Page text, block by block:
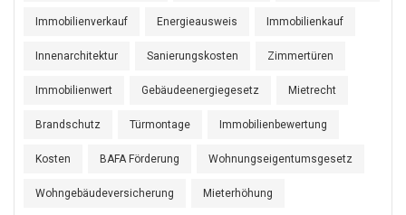
Immobilienverkauf Energieausweis Immobilienkauf
Innenarchitektur Sanierungskosten Zimmertüren
Immobilienwert Gebäudeenergiegesetz Mietrecht
Brandschutz Türmontage Immobilienbewertung
Kosten BAFA Förderung Wohnungseigentumsgesetz
Wohngebäudeversicherung Mieterhöhung